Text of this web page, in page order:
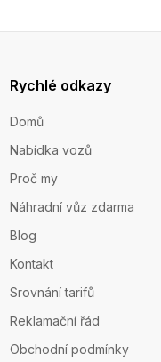
Rychlé odkazy
Domů
Nabídka vozů
Proč my
Náhradní vůz zdarma
Blog
Kontakt
Srovnání tarifů
Reklamační řád
Obchodní podmínky